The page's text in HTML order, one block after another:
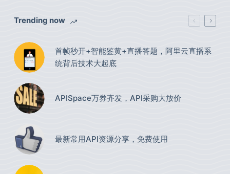
Trending now
首帧秒开+智能鉴黄+直播答题，阿里云直播系
统背后技术大起底
APISpace万券齐发，API采购大放价
最新常用API资源分享，免费使用​